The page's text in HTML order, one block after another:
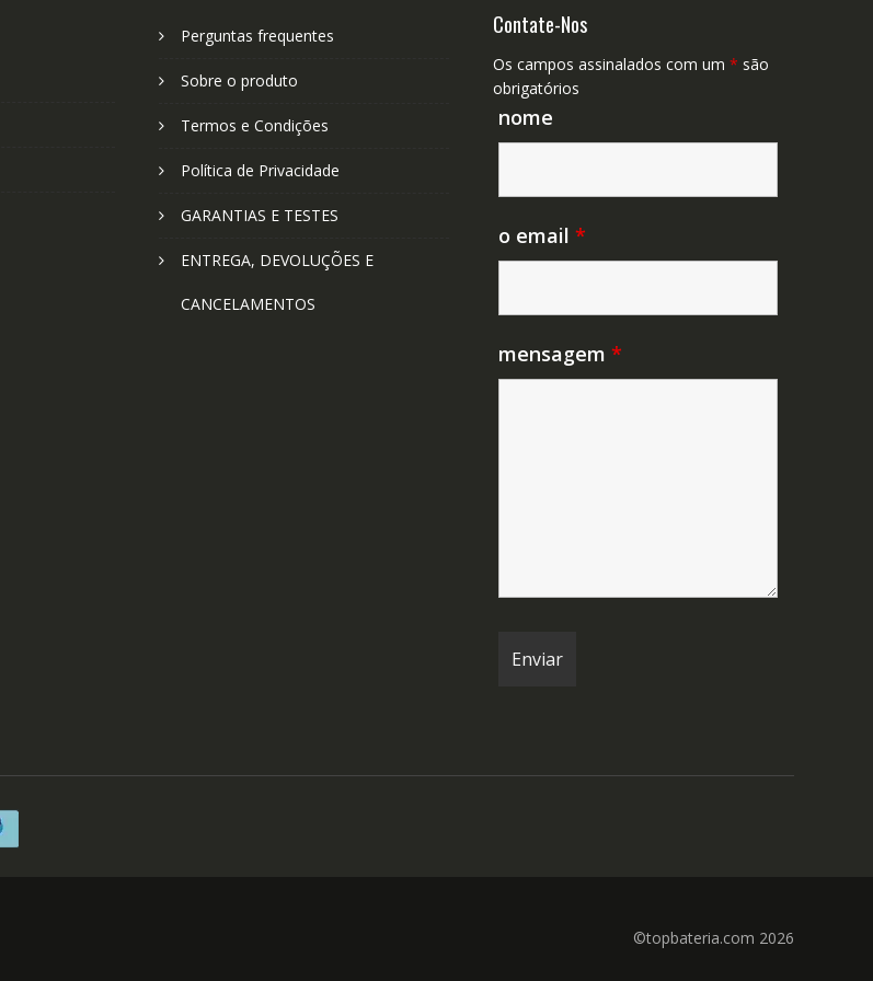
Perguntas frequentes
Sobre o produto
Termos e Condições
Política de Privacidade
GARANTIAS E TESTES
ENTREGA, DEVOLUÇÕES E
CANCELAMENTOS
Contate-Nos
Os campos assinalados com um * são
obrigatórios
nome
o email *
mensagem *
©topbateria.com 2026